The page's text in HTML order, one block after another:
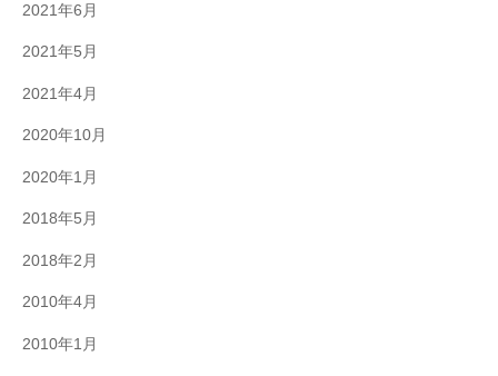
2021年6月
2021年5月
2021年4月
2020年10月
2020年1月
2018年5月
2018年2月
2010年4月
2010年1月